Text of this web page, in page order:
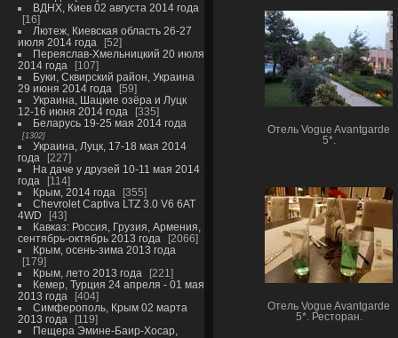
ВДНХ, Киев 02 августа 2014 года
16
Лютеж, Киевская область 26-27
июля 2014 года
52
Переяслав-Хмельницкий 20 июля
2014 года
107
Буки, Сквирский район, Украина
29 июня 2014 года
59
Украина, Шацкие озёра и Луцк
12-16 июня 2014 года
335
Беларусь 19-25 мая 2014 года
1302
Украина, Луцк, 17-18 мая 2014
года
227
На даче у друзей 10-11 мая 2014
года
114
Крым, 2014 года
355
Chevrolet Captiva LTZ 3.0 V6 6AT
4WD
43
Кавказ: Россия, Грузия, Армения,
сентябрь-октябрь 2013 года
2066
Крым, осень-зима 2013 года
179
Крым, лето 2013 года
221
Кемер, Турция 24 апреля - 01 мая
2013 года
404
Симферополь, Крым 02 марта
2013 года
119
Пещера Эмине-Баир-Хосар,
Отель Vogue Avantgarde
5*.
Отель Vogue Avantgarde
5*. Ресторан.